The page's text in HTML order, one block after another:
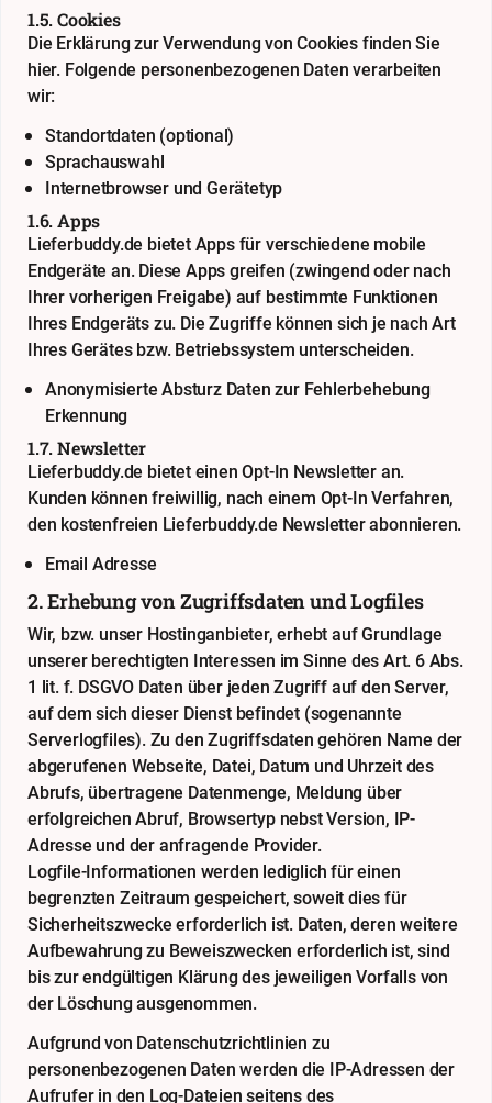
1.5. Cookies
Die Erklärung zur Verwendung von Cookies finden Sie
hier. Folgende personenbezogenen Daten verarbeiten
wir:
Standortdaten (optional)
Sprachauswahl
Internetbrowser und Gerätetyp
1.6. Apps
Lieferbuddy.de bietet Apps für verschiedene mobile
Endgeräte an. Diese Apps greifen (zwingend oder nach
Ihrer vorherigen Freigabe) auf bestimmte Funktionen
Ihres Endgeräts zu. Die Zugriffe können sich je nach Art
Ihres Gerätes bzw. Betriebssystem unterscheiden.
Anonymisierte Absturz Daten zur Fehlerbehebung
Erkennung
1.7. Newsletter
Lieferbuddy.de bietet einen Opt-In Newsletter an.
Kunden können freiwillig, nach einem Opt-In Verfahren,
den kostenfreien Lieferbuddy.de Newsletter abonnieren.
Email Adresse
2. Erhebung von Zugriffsdaten und Logfiles
Wir, bzw. unser Hostinganbieter, erhebt auf Grundlage
unserer berechtigten Interessen im Sinne des Art. 6 Abs.
1 lit. f. DSGVO Daten über jeden Zugriff auf den Server,
auf dem sich dieser Dienst befindet (sogenannte
Serverlogfiles). Zu den Zugriffsdaten gehören Name der
abgerufenen Webseite, Datei, Datum und Uhrzeit des
Abrufs, übertragene Datenmenge, Meldung über
erfolgreichen Abruf, Browsertyp nebst Version, IP-
Adresse und der anfragende Provider.
Logfile-Informationen werden lediglich für einen
begrenzten Zeitraum gespeichert, soweit dies für
Sicherheitszwecke erforderlich ist. Daten, deren weitere
Aufbewahrung zu Beweiszwecken erforderlich ist, sind
bis zur endgültigen Klärung des jeweiligen Vorfalls von
der Löschung ausgenommen.
Aufgrund von Datenschutzrichtlinien zu
personenbezogenen Daten werden die IP-Adressen der
Aufrufer in den Log-Dateien seitens des